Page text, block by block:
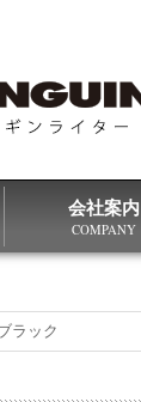
会社案内
COMPANY
ラック